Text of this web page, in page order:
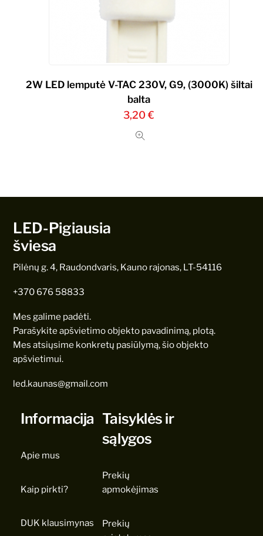
2W LED lemputė V-TAC 230V, G9, (3000K) šiltai
balta
3,20€
LED-Pigiausia
šviesa
Pilėnų g. 4, Raudondvaris, Kauno rajonas, LT-54116
+370 676 58833
Mes galime padėti.
Parašykite apšvietimo objekto pavadinimą, plotą.
Mes atsiųsime konkretų pasiūlymą, šio objekto
apšvietimui.
led.kaunas@gmail.com
Informacija
Apie mus
Kaip pirkti?
DUK klausimynas
Taisyklės ir
sąlygos
Prekių
apmokėjimas
Prekių